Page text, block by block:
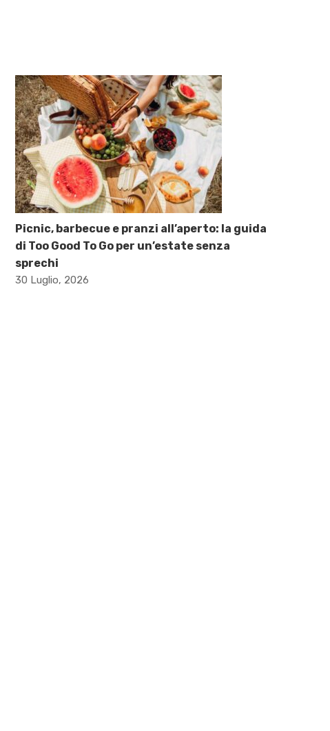
Picnic, barbecue e pranzi all’aperto: la guida
di Too Good To Go per un’estate senza
sprechi
30 Luglio, 2026